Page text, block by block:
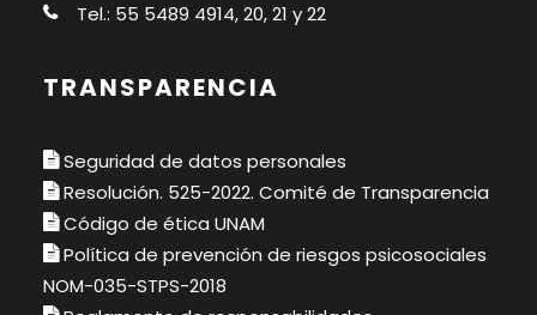
Tel.: 55 5489 4914, 20, 21 y 22
TRANSPARENCIA
Seguridad de datos personales
Resolución. 525-2022. Comité de Transparencia
Código de ética UNAM
Política de prevención de riesgos psicosociales
NOM-035-STPS-2018